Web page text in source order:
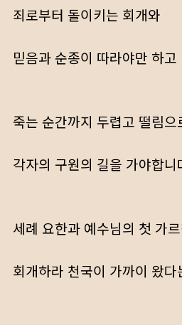
죄로부터 돌이키는 회개와
믿음과 순종이 따라야만 하고
죽는 순간까지 두렵고 떨림으
각자의 구원의 길을 가야합니
세례 요한과 예수님의 첫 가
회개하라 천국이 가까이 왔다